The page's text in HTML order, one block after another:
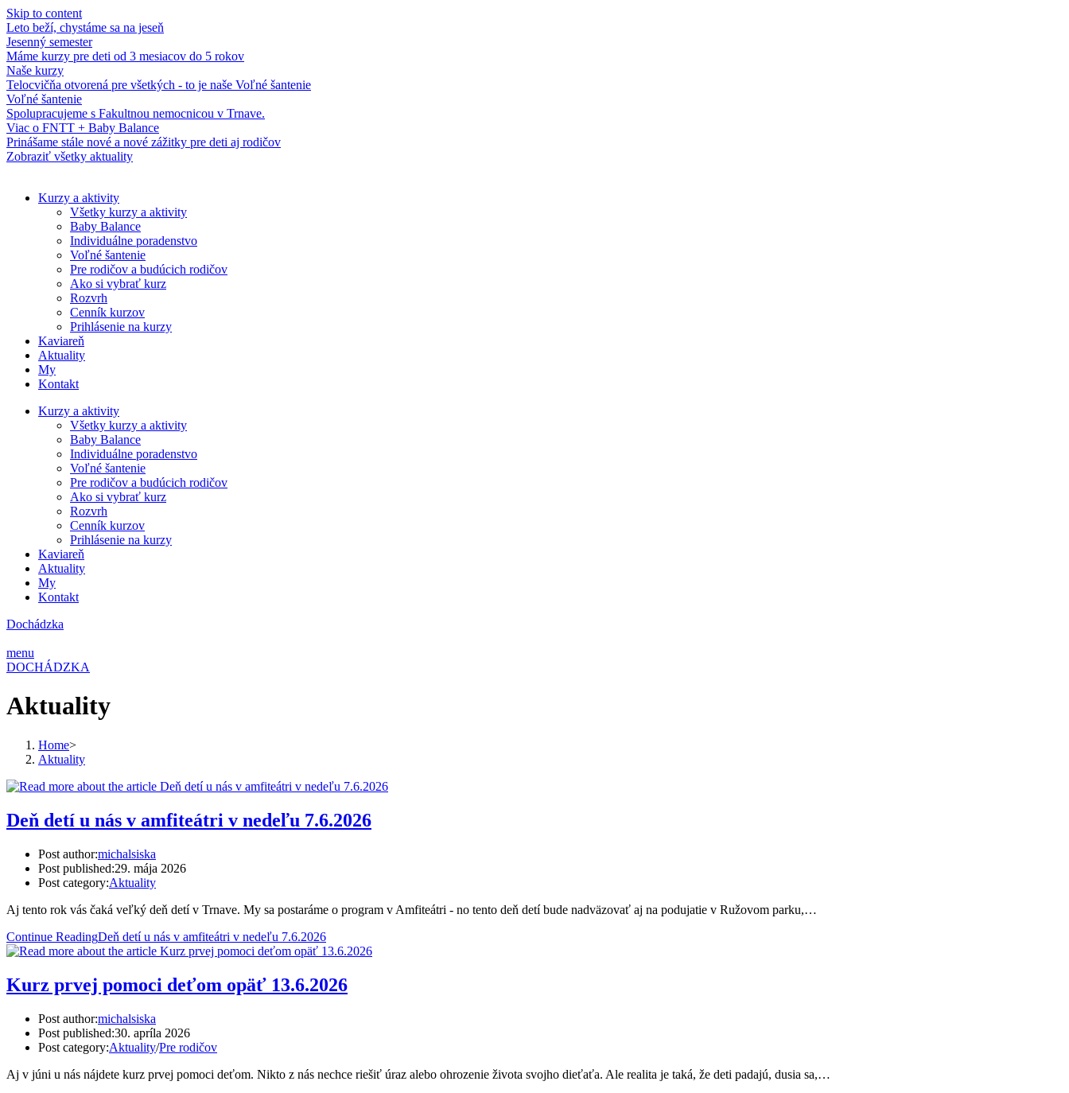
Skip to content
Leto beží, chystáme sa na jeseň
Jesenný semester
Máme kurzy pre deti od 3 mesiacov do 5 rokov
Naše kurzy
Telocvičňa otvorená pre všetkých - to je naše Voľné šantenie
Voľné šantenie
Spolupracujeme s Fakultnou nemocnicou v Trnave.
Viac o FNTT + Baby Balance
Prinášame stále nové a nové zážitky pre deti aj rodičov
Zobraziť všetky aktuality
Kurzy a aktivity
Všetky kurzy a aktivity
Baby Balance
Individuálne poradenstvo
Voľné šantenie
Pre rodičov a budúcich rodičov
Ako si vybrať kurz
Rozvrh
Cenník kurzov
Prihlásenie na kurzy
Kaviareň
Aktuality
My
Kontakt
Kurzy a aktivity
Všetky kurzy a aktivity
Baby Balance
Individuálne poradenstvo
Voľné šantenie
Pre rodičov a budúcich rodičov
Ako si vybrať kurz
Rozvrh
Cenník kurzov
Prihlásenie na kurzy
Kaviareň
Aktuality
My
Kontakt
Dochádzka
menu
DOCHÁDZKA
Aktuality
Home>
Aktuality
Deň detí u nás v amfiteátri v nedeľu 7.6.2026
Post author:michalsiska
Post published:29. mája 2026
Post category:Aktuality
Aj tento rok vás čaká veľký deň detí v Trnave. My sa postaráme o program v Amfiteátri - no tento deň detí bude nadväzovať aj na podujatie v Ružovom parku,…
Continue ReadingDeň detí u nás v amfiteátri v nedeľu 7.6.2026
Kurz prvej pomoci deťom opäť 13.6.2026
Post author:michalsiska
Post published:30. apríla 2026
Post category:Aktuality/Pre rodičov
Aj v júni u nás nájdete kurz prvej pomoci deťom. Nikto z nás nechce riešiť úraz alebo ohrozenie života svojho dieťaťa. Ale realita je taká, že deti padajú, dusia sa,…